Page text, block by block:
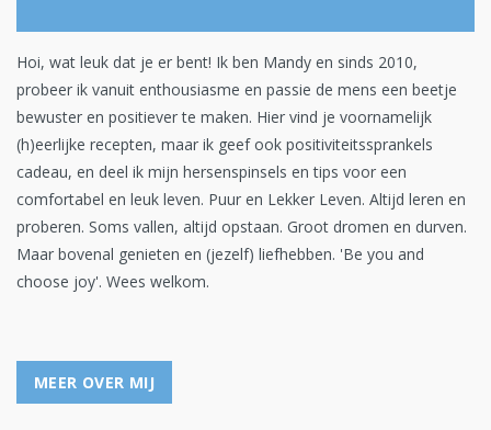
Hoi, wat leuk dat je er bent! Ik ben Mandy en sinds 2010,
probeer ik vanuit enthousiasme en passie de mens een beetje
bewuster en positiever te maken. Hier vind je voornamelijk
(h)eerlijke recepten, maar ik geef ook positiviteitssprankels
cadeau, en deel ik mijn hersenspinsels en tips voor een
comfortabel en leuk leven. Puur en Lekker Leven. Altijd leren en
proberen. Soms vallen, altijd opstaan. Groot dromen en durven.
Maar bovenal genieten en (jezelf) liefhebben. 'Be you and
choose joy'. Wees welkom.
MEER OVER MIJ